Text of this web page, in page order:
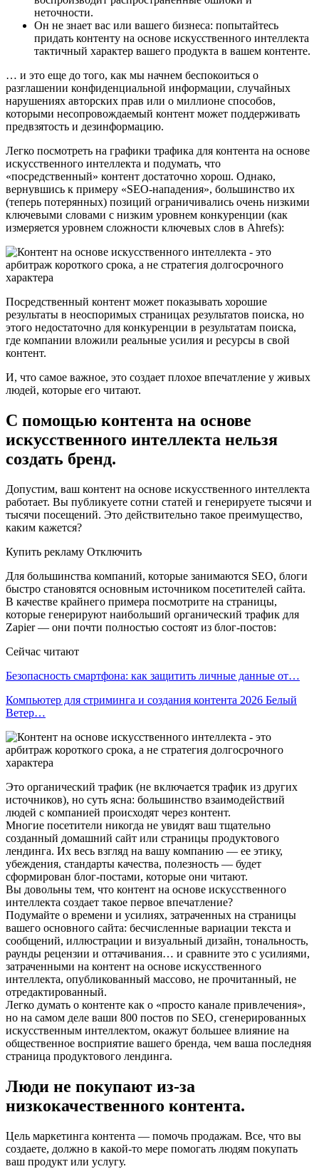
неточности.
Он не знает вас или вашего бизнеса: попытайтесь
придать контенту на основе искусственного интеллекта
тактичный характер вашего продукта в вашем контенте.
… и это еще до того, как мы начнем беспокоиться о
разглашении конфиденциальной информации, случайных
нарушениях авторских прав или о миллионе способов,
которыми несопровождаемый контент может поддерживать
предвзятость и дезинформацию.
Легко посмотреть на графики трафика для контента на основе
искусственного интеллекта и подумать, что
«посредственный» контент достаточно хорош. Однако,
вернувшись к примеру «SEO-нападения», большинство их
(теперь потерянных) позиций ограничивались очень низкими
ключевыми словами с низким уровнем конкуренции (как
измеряется уровнем сложности ключевых слов в Ahrefs):
Посредственный контент может показывать хорошие
результаты в неоспоримых страницах результатов поиска, но
этого недостаточно для конкуренции в результатам поиска,
где компании вложили реальные усилия и ресурсы в свой
контент.
И, что самое важное, это создает плохое впечатление у живых
людей, которые его читают.
С помощью контента на основе
искусственного интеллекта нельзя
создать бренд.
Допустим, ваш контент на основе искусственного интеллекта
работает. Вы публикуете сотни статей и генерируете тысячи и
тысячи посещений. Это действительно такое преимущество,
каким кажется?
Купить рекламу Отключить
Для большинства компаний, которые занимаются SEO, блоги
быстро становятся основным источником посетителей сайта.
В качестве крайнего примера посмотрите на страницы,
которые генерируют наибольший органический трафик для
Zapier — они почти полностью состоят из блог-постов:
Сейчас читают
Безопасность смартфона: как защитить личные данные от…
Компьютер для стриминга и создания контента 2026 Белый
Ветер…
Это органический трафик (не включается трафик из других
источников), но суть ясна: большинство взаимодействий
людей с компанией происходят через контент.
Многие посетители никогда не увидят ваш тщательно
созданный домашний сайт или страницы продуктового
лендинга. Их весь взгляд на вашу компанию — ее этику,
убеждения, стандарты качества, полезность — будет
сформирован блог-постами, которые они читают.
Вы довольны тем, что контент на основе искусственного
интеллекта создает такое первое впечатление?
Подумайте о времени и усилиях, затраченных на страницы
вашего основного сайта: бесчисленные вариации текста и
сообщений, иллюстрации и визуальный дизайн, тональность,
раунды рецензии и оттачивания… и сравните это с усилиями,
затраченными на контент на основе искусственного
интеллекта, опубликованный массово, не прочитанный, не
отредактированный.
Легко думать о контенте как о «просто канале привлечения»,
но на самом деле ваши 800 постов по SEO, сгенерированных
искусственным интеллектом, окажут большее влияние на
общественное восприятие вашего бренда, чем ваша последняя
страница продуктового лендинга.
Люди не покупают из-за
низкокачественного контента.
Цель маркетинга контента — помочь продажам. Все, что вы
создаете, должно в какой-то мере помогать людям покупать
ваш продукт или услугу.